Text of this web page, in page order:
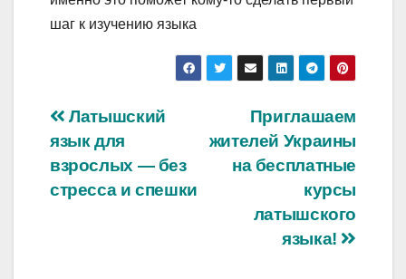
шаг к изучению языка
Навигация
по
записям
Приглашаем
жителей Украины
на бесплатные
курсы
латышского
языка!
Латышский
язык для
взрослых — без
стресса и спешки